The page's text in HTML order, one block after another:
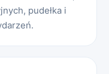
pudełka i